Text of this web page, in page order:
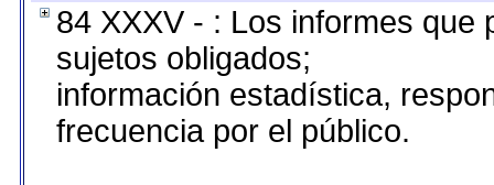
84 XXXV - : Los informes que
sujetos obligados;
información estadística,
frecuencia por el público.